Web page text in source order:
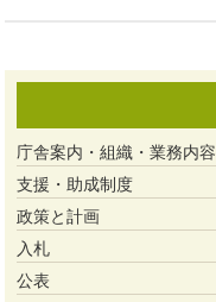
庁舎案内・組織・業務内容
支援・助成制度
政策と計画
入札
公表